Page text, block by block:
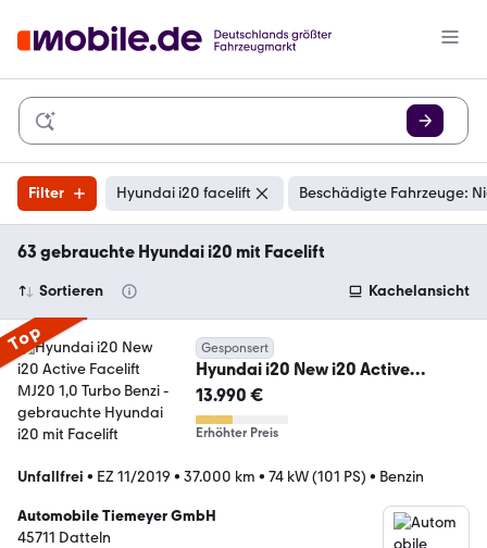
Filter Hyundai i20 facelift Beschädigte Fahrzeuge:
63 gebrauchte Hyundai i20 mit Facelift
Sortieren Kachelansicht
Top Gesponsert
Hyundai i20 New i20 Active
Facelift MJ20 1,0 Turbo Benzi
13.990 €
Erhöhter Preis
Unfallfrei • EZ 11/2019 • 37.000 km • 74 kW (101 PS) • Benzin
Automobile Tiemeyer GmbH
45711 Datteln